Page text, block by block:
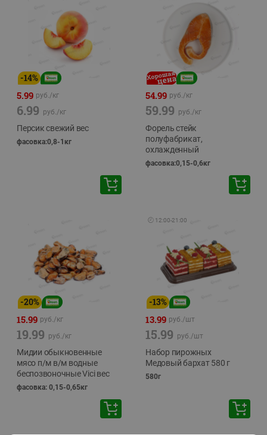
-14%
5.99 руб./кг
6.99 руб./кг
Персик свежий вес
фасовка:0,8-1кг
54.99 руб./кг
59.99 руб./кг
Форель стейк
полуфабрикат,
охлажденный
фасовка:0,15-0,6кг
-20%
15.99 руб./кг
19.99 руб./кг
Мидии обыкновенные
мясо п/м в/м водные
беспозвоночные Vici вес
фасовка: 0,15-0,65кг
🕘 12:00-21:00
-13%
13.99 руб./шт
15.99 руб./шт
Набор пирожных
Медовый бархат 580 г
580г